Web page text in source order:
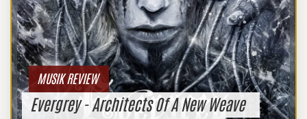
MUSIK REVIEW
Evergrey - Architects Of A New Weave